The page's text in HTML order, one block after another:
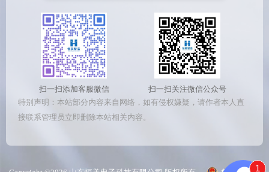
扫一扫添加客服微信
扫一扫关注微信公众号
特别声明：本站部分内容来自网络，如有侵权嫌疑，请作者本人直
接联系管理员立即删除本站相关内容。
1